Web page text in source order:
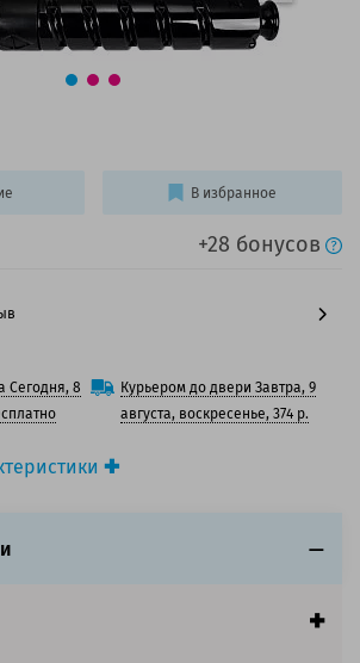
лазерный
+28 бонусов
Сегодня, 8
Курьером до двери Завтра, 9
августа, воскресенье, 374 р.
В избранное